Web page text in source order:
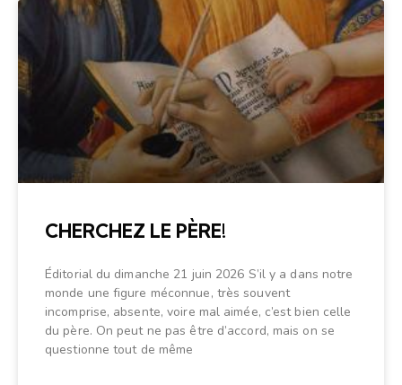
CHERCHEZ LE PÈRE!
Éditorial du dimanche 21 juin 2026 S’il y a dans notre
monde une figure méconnue, très souvent
incomprise, absente, voire mal aimée, c’est bien celle
du père. On peut ne pas être d’accord, mais on se
questionne tout de même